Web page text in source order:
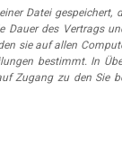
Datei gespeichert,
Dauer des Vertrags
sie auf allen
bestimmt. In
Zugang zu den Sie